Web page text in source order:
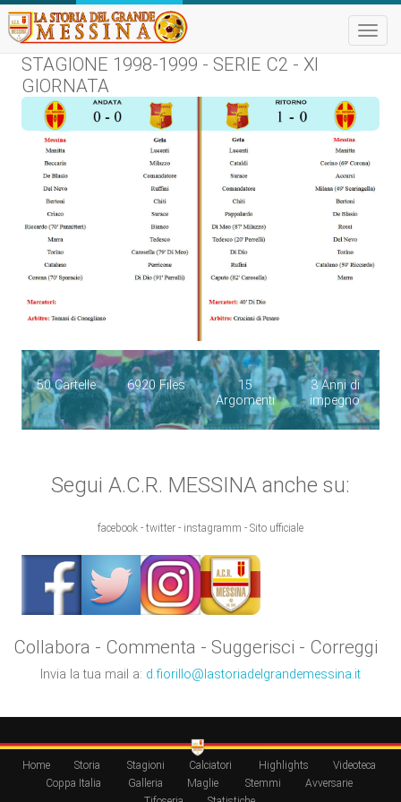
Toggle
STAGIONE 1998-1999 - SERIE C2 - XI
GIORNATA
50 Cartelle 6920 Files
15
Argomenti
3 Anni di
impegno
Segui A.C.R. MESSINA anche su:
facebook - twitter - instagramm - Sito ufficiale
Collabora - Commenta - Suggerisci - Correggi
Invia la tua mail a: d.fiorillo@lastoriadelgrandemessina.it
Home Storia Stagioni Calciatori Highlights
Videoteca
Coppa Italia
Galleria Maglie Stemmi
Avversarie